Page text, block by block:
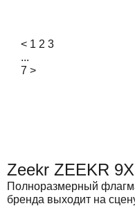
< 1 2 3
...
7 >
Zeekr ZEEKR
Полноразмерный
бренда выходит на